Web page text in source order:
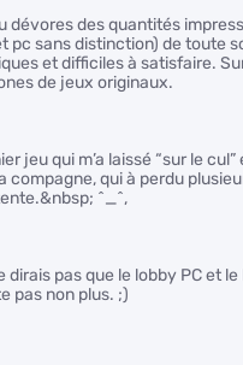
dévores des quantités
pc sans distinction) de toute
et difficiles à satisfaire.
de jeux originaux.
jeu qui m’a laissé “sur le
compagne, qui à perdu
^_^,
dirais pas que le lobby PC et
pas non plus. ;)